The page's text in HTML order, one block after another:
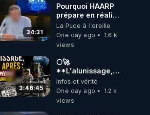
34:31
Pourquoi HAARP
prépare en réalité
un CHAOS
climatique, on
répond
La Puce à l'oreille
One day ago
1.6 k
views
3:46:45
🌕🚀
**L'alunissage,
57 ans après :
Émission spéciale
avec John Doe
Infos et vérité
One day ago
1.2 k
views